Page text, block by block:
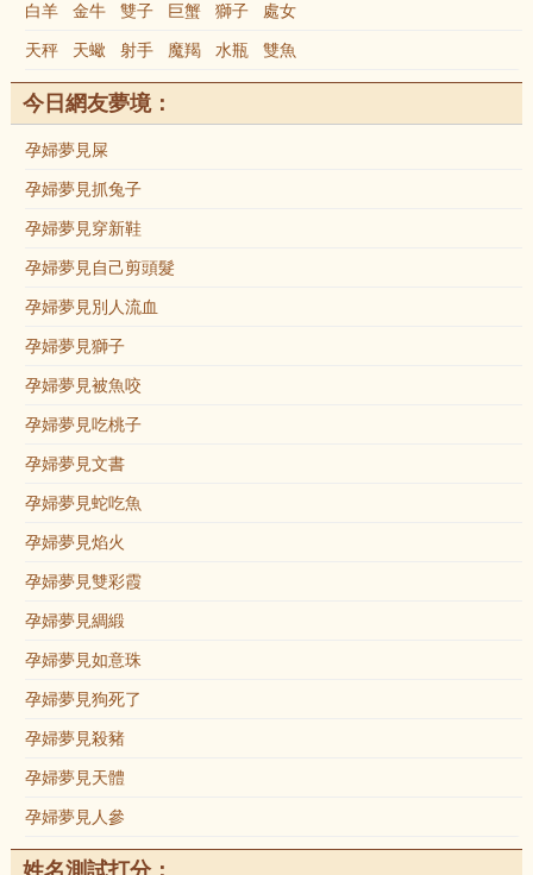
白羊 金牛 雙子 巨蟹 獅子 處女
天秤 天蠍 射手 魔羯 水瓶 雙魚
今日網友夢境：
孕婦夢見屎
孕婦夢見抓兔子
孕婦夢見穿新鞋
孕婦夢見自己剪頭髮
孕婦夢見別人流血
孕婦夢見獅子
孕婦夢見被魚咬
孕婦夢見吃桃子
孕婦夢見文書
孕婦夢見蛇吃魚
孕婦夢見焰火
孕婦夢見雙彩霞
孕婦夢見綢緞
孕婦夢見如意珠
孕婦夢見狗死了
孕婦夢見殺豬
孕婦夢見天體
孕婦夢見人參
姓名測試打分：